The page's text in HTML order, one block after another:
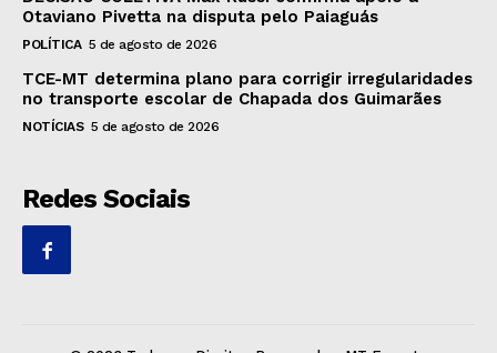
Otaviano Pivetta na disputa pelo Paiaguás
POLÍTICA 5 de agosto de 2026
TCE-MT determina plano para corrigir irregularidades
no transporte escolar de Chapada dos Guimarães
NOTÍCIAS 5 de agosto de 2026
Redes Sociais